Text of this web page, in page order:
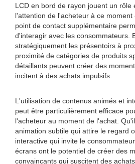
LCD en bord de rayon jouent un rôle
l'attention de l'acheteur à ce
point de contact supplémentaire
d'interagir avec les consommateurs.
stratégiquement les présentoirs à
proximité de catégories de produits
détaillants peuvent créer des
incitent à des achats impulsifs.
L'utilisation de contenus animés et
peut être particulièrement efficace
l'acheteur au moment de l'achat.
animation subtile qui attire le regard
interactive qui invite le
écrans ont le potentiel de créer des
convaincants qui suscitent des